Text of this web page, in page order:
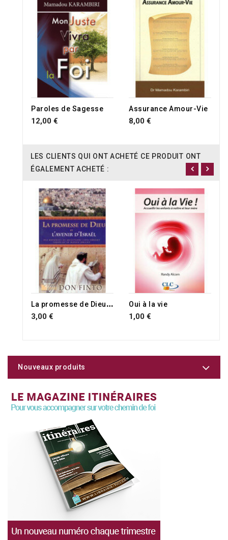
Paroles de Sagesse
12,00 €
Assurance Amour-Vie
8,00 €
LES CLIENTS QUI ONT ACHETÉ CE PRODUIT ONT
ÉGALEMENT ACHETÉ :
RUPTURE DE STOCK L
a promesse de Dieu et l'avenir d'Israël
3,00 €
Oui à la vie
1,00 €
Nouveaux produits